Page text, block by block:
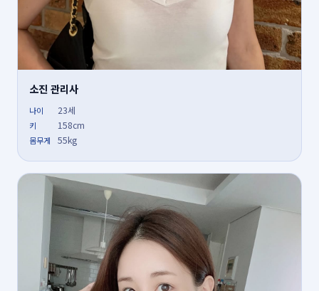
소진 관리사
나이 23세
키 158cm
몸무게 55kg